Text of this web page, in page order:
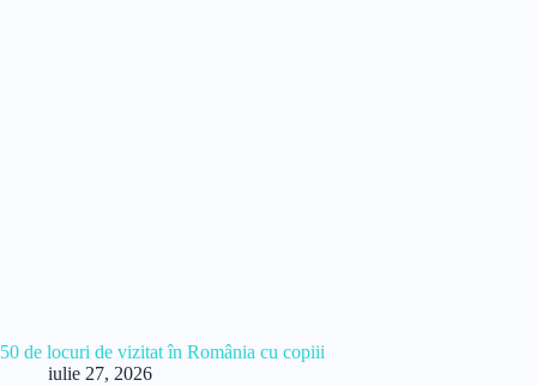
50 de locuri de vizitat în România cu copiii
iulie 27, 2026